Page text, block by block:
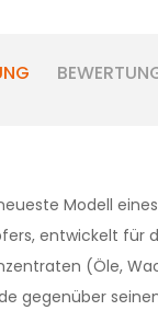
Modell eines
entwickelt für
(Öle,
gegenüber